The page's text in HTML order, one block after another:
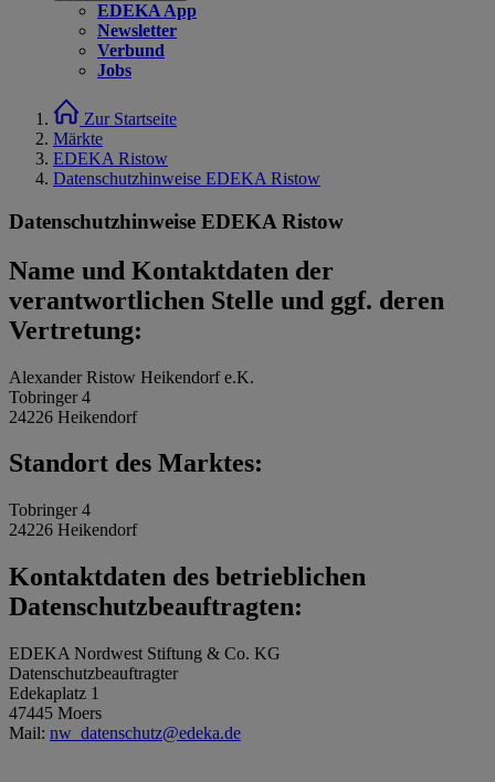
EDEKA App
Newsletter
Verbund
Jobs
Zur Startseite
Märkte
EDEKA Ristow
Datenschutzhinweise EDEKA Ristow
Datenschutzhinweise EDEKA Ristow
Name und Kontaktdaten der
verantwortlichen Stelle und ggf. deren
Vertretung:
Alexander Ristow Heikendorf e.K.
Tobringer 4
24226 Heikendorf
Standort des Marktes:
Tobringer 4
24226 Heikendorf
Kontaktdaten des betrieblichen
Datenschutzbeauftragten:
EDEKA Nordwest Stiftung & Co. KG
Datenschutzbeauftragter
Edekaplatz 1
47445 Moers
Mail: nw_datenschutz@edeka.de